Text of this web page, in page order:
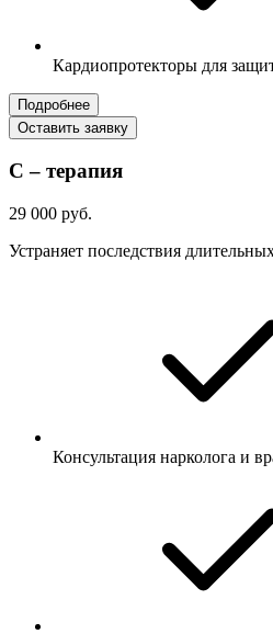
Кардиопротекторы для
Подробнее
Оставить заявку
С – терапия
29 000 руб.
Устраняет последствия
Консультация нарколога и